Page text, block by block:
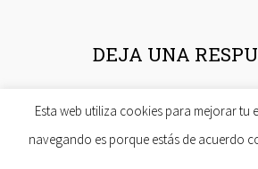
INTERACCIONES
CON
LOS
LECTORES
DEJA UNA
Los campos obligatorios están
Esta web utiliza cookies para mejorar tu
navegando es porque estás de acuerdo